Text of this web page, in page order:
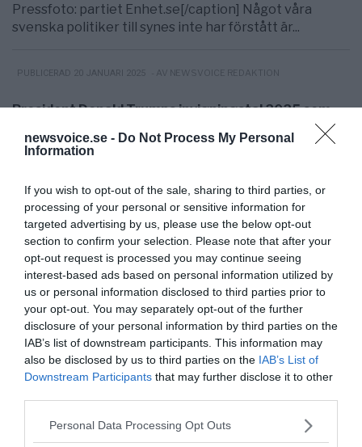
newsvoice.se - Do Not Process My Personal
Information
If you wish to opt-out of the sale, sharing to third parties, or
processing of your personal or sensitive information for
targeted advertising by us, please use the below opt-out
section to confirm your selection. Please note that after your
opt-out request is processed you may continue seeing
interest-based ads based on personal information utilized by
us or personal information disclosed to third parties prior to
your opt-out. You may separately opt-out of the further
disclosure of your personal information by third parties on the
IAB’s list of downstream participants. This information may
also be disclosed by us to third parties on the IAB’s List of
Downstream Participants that may further disclose it to other
Please note that this website/app uses one or more Google
Personal Data Processing Opt Outs
Pressfoto: partiet Enhet.se[/caption] Något våra
svenska politiker till synes inte har förstått är...
PUBLICERAD 20 JANUARI 2025 - AV NEWSVOICE REDAKTION
President Donald Trumps invigningstal 2025 som
USAUnder sitt andra installationstal förklarade
PUBLICERAD 8 MARS 2017 - AV NEWSVOICE REDAKTION
Naturvårdsverket har blivit Sveriges nya
Jaktmyndighet
KLIMAT MILJÖ NATUR[caption
id="attachment_53606" align="alignleft" width="150"]
Kristina Hallin - Foto: SVT Debatt från 6 nov
2014[/caption] DEBATT. Det är inte många som...
PUBLICERAD 1 JUNI 2017 - AV JAN NORBERG
Estoril-konferensen: Ingen vill prata om den